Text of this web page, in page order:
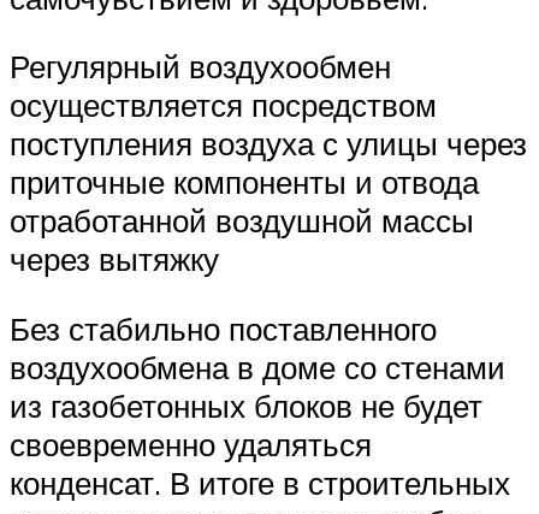
Регулярный воздухообмен
осуществляется посредством
поступления воздуха с улицы через
приточные компоненты и отвода
отработанной воздушной массы
через вытяжку
Без стабильно поставленного
воздухообмена в доме со стенами
из газобетонных блоков не будет
своевременно удаляться
конденсат. В итоге в строительных